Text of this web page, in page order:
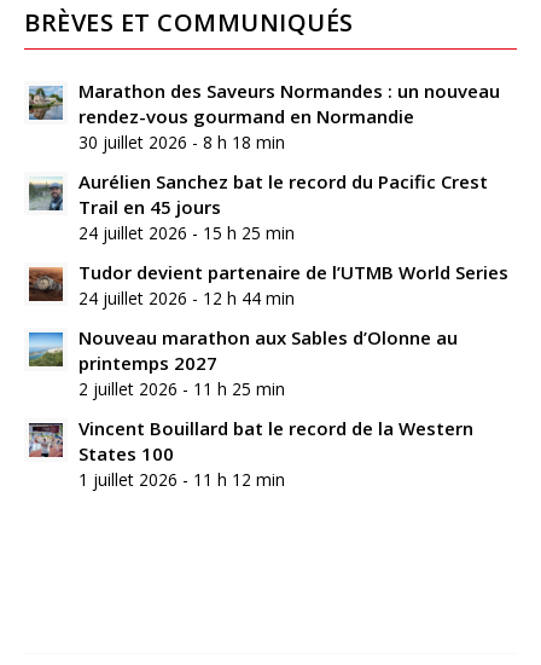
BRÈVES ET COMMUNIQUÉS
Marathon des Saveurs Normandes : un nouveau
rendez-vous gourmand en Normandie
30 juillet 2026 - 8 h 18 min
Aurélien Sanchez bat le record du Pacific Crest
Trail en 45 jours
24 juillet 2026 - 15 h 25 min
Tudor devient partenaire de l’UTMB World Series
24 juillet 2026 - 12 h 44 min
Nouveau marathon aux Sables d’Olonne au
printemps 2027
2 juillet 2026 - 11 h 25 min
Vincent Bouillard bat le record de la Western
States 100
1 juillet 2026 - 11 h 12 min